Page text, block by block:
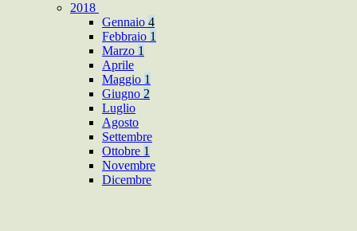
2018
Gennaio 4
Febbraio 1
Marzo 1
Aprile
Maggio 1
Giugno 2
Luglio
Agosto
Settembre
Ottobre 1
Novembre
Dicembre